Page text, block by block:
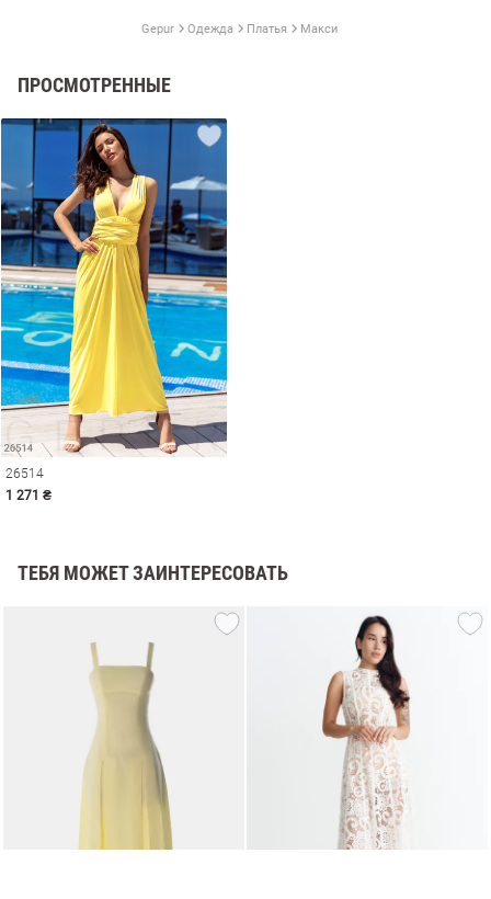
Gepur Одежда Платья Макси
ПРОСМОТРЕННЫЕ
26514
1 271 ₴
ТЕБЯ МОЖЕТ ЗАИНТЕРЕСОВАТЬ